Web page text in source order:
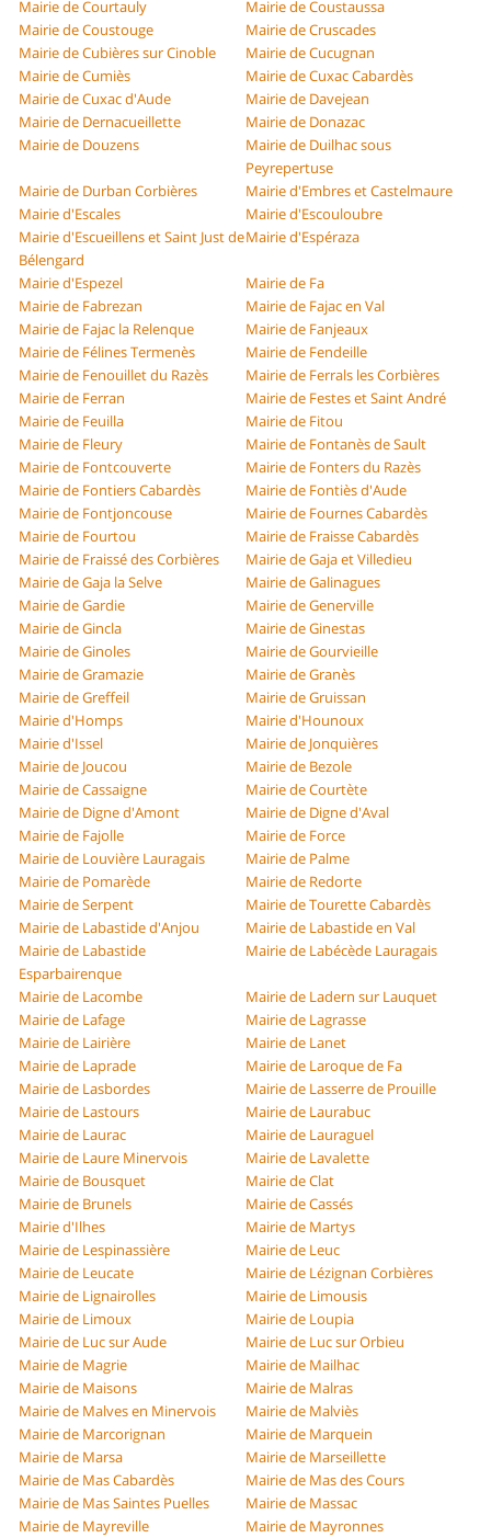
Mairie de Courtauly
Mairie de Coustaussa
Mairie de Coustouge
Mairie de Cruscades
Mairie de Cubières sur Cinoble
Mairie de Cucugnan
Mairie de Cumiès
Mairie de Cuxac Cabardès
Mairie de Cuxac d'Aude
Mairie de Davejean
Mairie de Dernacueillette
Mairie de Donazac
Mairie de Douzens
Mairie de Duilhac sous
Peyrepertuse
Mairie de Durban Corbières
Mairie d'Embres et Castelmaure
Mairie d'Escales
Mairie d'Escouloubre
Mairie d'Escueillens et Saint Just de
Bélengard
Mairie d'Espéraza
Mairie d'Espezel
Mairie de Fa
Mairie de Fabrezan
Mairie de Fajac en Val
Mairie de Fajac la Relenque
Mairie de Fanjeaux
Mairie de Félines Termenès
Mairie de Fendeille
Mairie de Fenouillet du Razès
Mairie de Ferrals les Corbières
Mairie de Ferran
Mairie de Festes et Saint André
Mairie de Feuilla
Mairie de Fitou
Mairie de Fleury
Mairie de Fontanès de Sault
Mairie de Fontcouverte
Mairie de Fonters du Razès
Mairie de Fontiers Cabardès
Mairie de Fontiès d'Aude
Mairie de Fontjoncouse
Mairie de Fournes Cabardès
Mairie de Fourtou
Mairie de Fraisse Cabardès
Mairie de Fraissé des Corbières
Mairie de Gaja et Villedieu
Mairie de Gaja la Selve
Mairie de Galinagues
Mairie de Gardie
Mairie de Generville
Mairie de Gincla
Mairie de Ginestas
Mairie de Ginoles
Mairie de Gourvieille
Mairie de Gramazie
Mairie de Granès
Mairie de Greffeil
Mairie de Gruissan
Mairie d'Homps
Mairie d'Hounoux
Mairie d'Issel
Mairie de Jonquières
Mairie de Joucou
Mairie de Bezole
Mairie de Cassaigne
Mairie de Courtète
Mairie de Digne d'Amont
Mairie de Digne d'Aval
Mairie de Fajolle
Mairie de Force
Mairie de Louvière Lauragais
Mairie de Palme
Mairie de Pomarède
Mairie de Redorte
Mairie de Serpent
Mairie de Tourette Cabardès
Mairie de Labastide d'Anjou
Mairie de Labastide en Val
Mairie de Labastide
Esparbairenque
Mairie de Labécède Lauragais
Mairie de Lacombe
Mairie de Ladern sur Lauquet
Mairie de Lafage
Mairie de Lagrasse
Mairie de Lairière
Mairie de Lanet
Mairie de Laprade
Mairie de Laroque de Fa
Mairie de Lasbordes
Mairie de Lasserre de Prouille
Mairie de Lastours
Mairie de Laurabuc
Mairie de Laurac
Mairie de Lauraguel
Mairie de Laure Minervois
Mairie de Lavalette
Mairie de Bousquet
Mairie de Clat
Mairie de Brunels
Mairie de Cassés
Mairie d'Ilhes
Mairie de Martys
Mairie de Lespinassière
Mairie de Leuc
Mairie de Leucate
Mairie de Lézignan Corbières
Mairie de Lignairolles
Mairie de Limousis
Mairie de Limoux
Mairie de Loupia
Mairie de Luc sur Aude
Mairie de Luc sur Orbieu
Mairie de Magrie
Mairie de Mailhac
Mairie de Maisons
Mairie de Malras
Mairie de Malves en Minervois
Mairie de Malviès
Mairie de Marcorignan
Mairie de Marquein
Mairie de Marsa
Mairie de Marseillette
Mairie de Mas Cabardès
Mairie de Mas des Cours
Mairie de Mas Saintes Puelles
Mairie de Massac
Mairie de Mayreville
Mairie de Mayronnes